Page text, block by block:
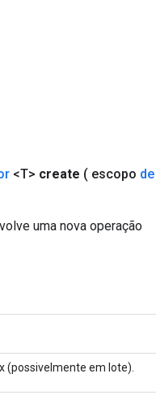
<T> create ( escopo
uma nova operação
(possivelmente em lote).